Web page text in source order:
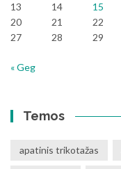
13
14 15
20
21 22
27
28 29
« Geg
Temos
apatinis trikotažas